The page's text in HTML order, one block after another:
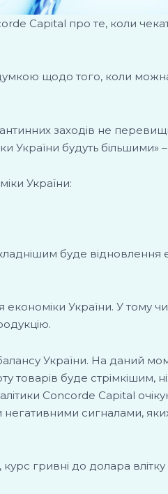
Capital про те, коли
щодо того, коли можна
заходів не
України будуть більшими»
України:
буде відновлення
України. У тому
України. На даний
товарів буде стрімкішим,
Concorde Capital
негативними сигналами,
гривні до долара